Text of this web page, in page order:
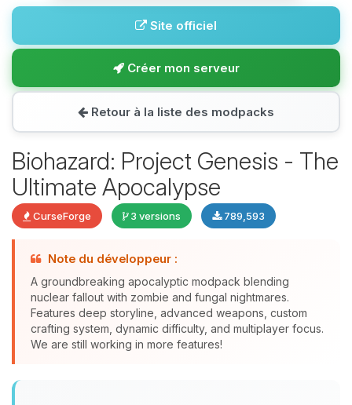
Site officiel
Créer mon serveur
Retour à la liste des modpacks
Biohazard: Project Genesis - The
Ultimate Apocalypse
CurseForge 3 versions 789,593
Note du développeur :
A groundbreaking apocalyptic modpack blending
nuclear fallout with zombie and fungal nightmares.
Features deep storyline, advanced weapons, custom
crafting system, dynamic difficulty, and multiplayer focus.
We are still working in more features!
parler ! Moi c’est Choupy, ton petit
assistant BoxToPlay. Dis-moi ce dont
tu as besoin et je vais remuer mes
petits circuits pour t’aider.